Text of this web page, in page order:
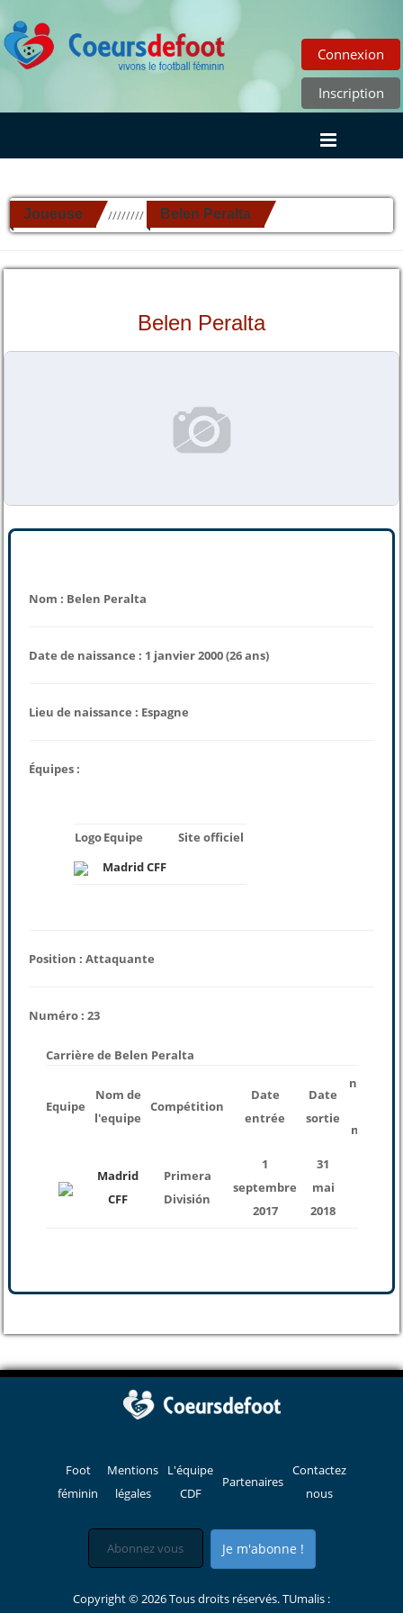
Connexion
Inscription
Joueuse ////////// Belen Peralta
Belen Peralta
Nom : Belen Peralta
Date de naissance : 1 janvier 2000 (26 ans)
Lieu de naissance : Espagne
Équipes :
LogoEquipe
Site officiel
Madrid CFF
Position : Attaquante
Numéro : 23
Carrière de Belen Peralta
Equipe
Nom de
l'equipe
Compétition
Date
entrée
Date
sortie
nombre
matchs
Madrid
CFF
Primera
División
1
septembre
2017
31
mai
2018
Foot
féminin
Mentions
légales
L'équipe
CDF
Partenaires
Contactez
nous
Je m'abonne !
Copyright © 2026 Tous droits réservés. TUmalis :